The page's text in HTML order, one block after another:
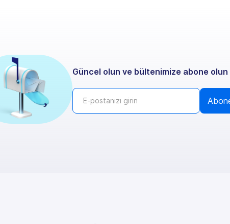
Güncel olun ve bültenimize abone olun